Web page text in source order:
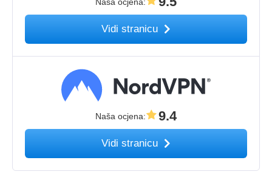
Vidi stranicu
Naša ocjena: 9.4
Vidi stranicu